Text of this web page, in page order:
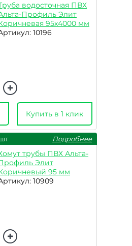
водосточная ПВХ
Профиль Элит
95х4000 мм
10196
Купить в 1 клик
Подробнее
трубы ПВХ Альта-
Элит
95 мм
10909